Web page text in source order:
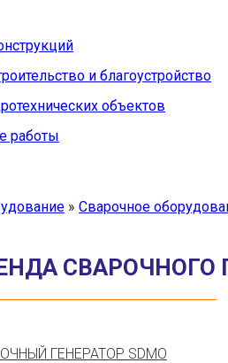
и благоустройство
объектов
работы
» Сварочное
СВАРОЧНОГО
ГЕНЕРАТОР SDMO